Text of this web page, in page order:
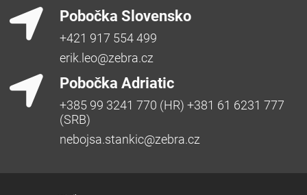
Pobočka Slovensko
+421 917 554 499
erik.leo@zebra.cz
Pobočka Adriatic
+385 99 3241 770 (HR) +381 61 6231 777
(SRB)
nebojsa.stankic@zebra.cz